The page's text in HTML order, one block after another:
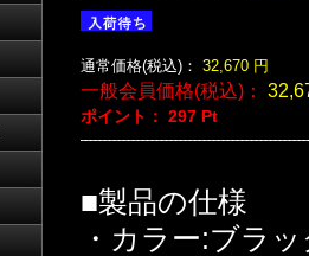
通常価格(税込)： 32,670 円
一般会員価格(税込)：
ポイント： 297 Pt
■製品の仕様
・カラー:ブラ